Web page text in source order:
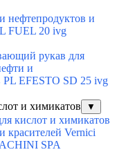
нефтепродуктов и
FUEL 20 ivg
рукав для
и
PL EFESTO SD 25 ivg
и химикатов
▼
кислот и химикатов
красителей Vernici
SPA